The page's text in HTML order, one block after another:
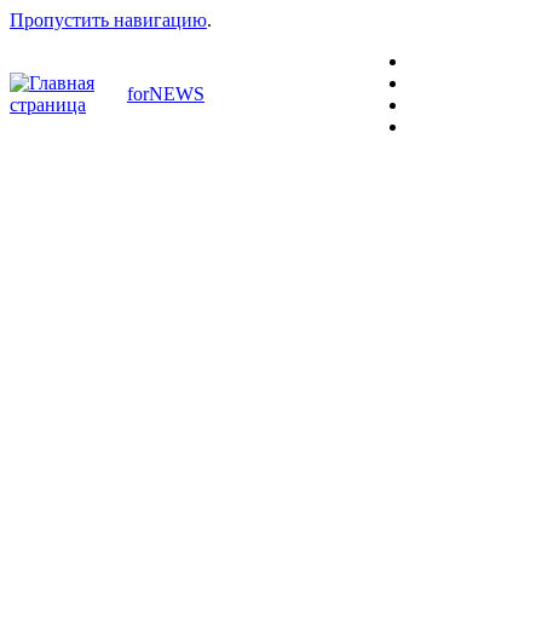
Пропустить навигацию.
forNEWS